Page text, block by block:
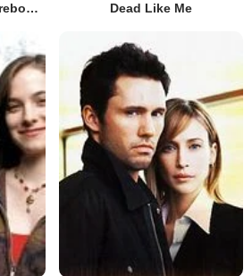
Tru Calling : compte à rebours Dead Like Me